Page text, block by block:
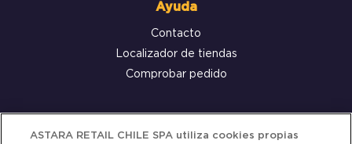
Ayuda
Contacto
Localizador de tiendas
Comprobar pedido
Servicio al cliente
ASTARA RETAIL CHILE SPA utiliza cookies propias